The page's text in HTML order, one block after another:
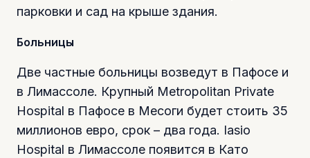
парковки и сад на крыше здания.
Больницы
Две частные больницы возведут в Пафосе и
в Лимассоле. Крупный Metropolitan Private
Hospital в Пафосе в Месоги будет стоить 35
миллионов евро, срок – два года. Iasio
Hospital в Лимассоле появится в Като